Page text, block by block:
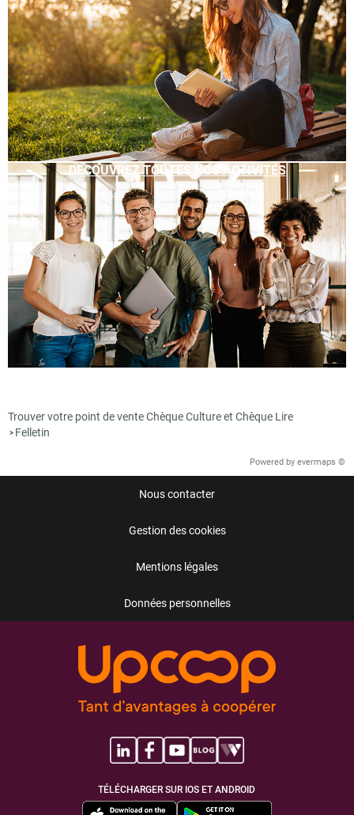
DÉCOUVREZ TOUTES NOS ACTIVITÉS
Trouver votre point de vente Chèque Culture et Chèque Lire
> Felletin
Powered by evermaps ©
Nous contacter
Gestion des cookies
Mentions légales
Données personnelles
TÉLÉCHARGER SUR IOS ET ANDROID